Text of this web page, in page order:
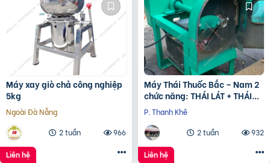
Máy xay giò chả công nghiệp
5kg
Ngoài Đà Nẵng
2 tuần
966
Liên hệ
Máy Thái Thuốc Bắc – Nam 2
chức năng: THÁI LÁT + THÁI
KHÚC
P. Thanh Khê
2 tuần
932
Liên hệ